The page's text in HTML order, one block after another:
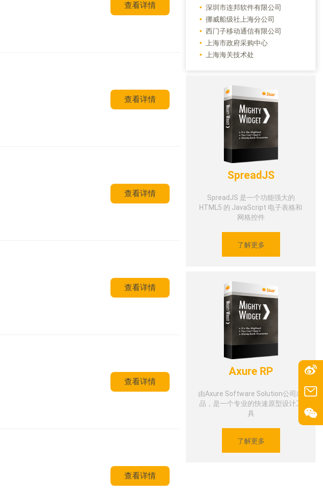
查看详情
查看详情
查看详情
查看详情
查看详情
查看详情
深圳市连邦软件有限公司
挪威船级社上海分公司
西门子移动通信有限公司
上海市政府采购中心
上海海关技术处
SpreadJS
SpreadJS 是一个功能强大的
HTML5 的 JavaScript 电子表格和
网格控件
了解更多
Axure RP
由Axure Software Solution公司出
品，是一个专业的快速原型设计工
具
了解更多